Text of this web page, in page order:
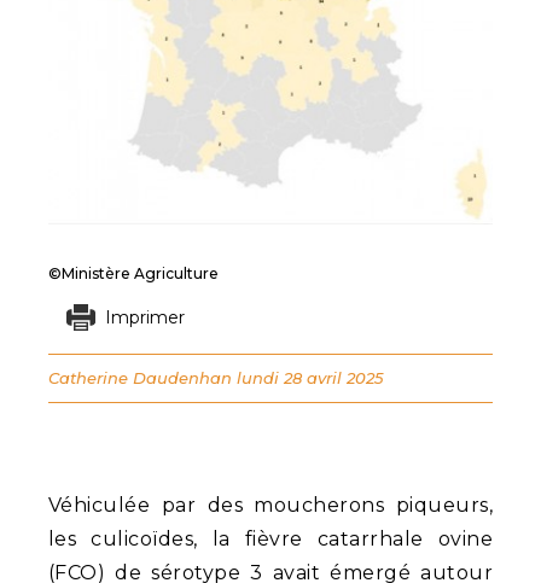
Véhiculée par des moucherons piqueurs,
les culicoïdes, la fièvre catarrhale ovine
(FCO) de sérotype 3 avait émergé autour
©Ministère Agriculture
Imprimer
Catherine Daudenhan lundi 28 avril 2025